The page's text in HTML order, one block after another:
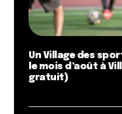
Un Village des
le mois d’août à
gratuit)